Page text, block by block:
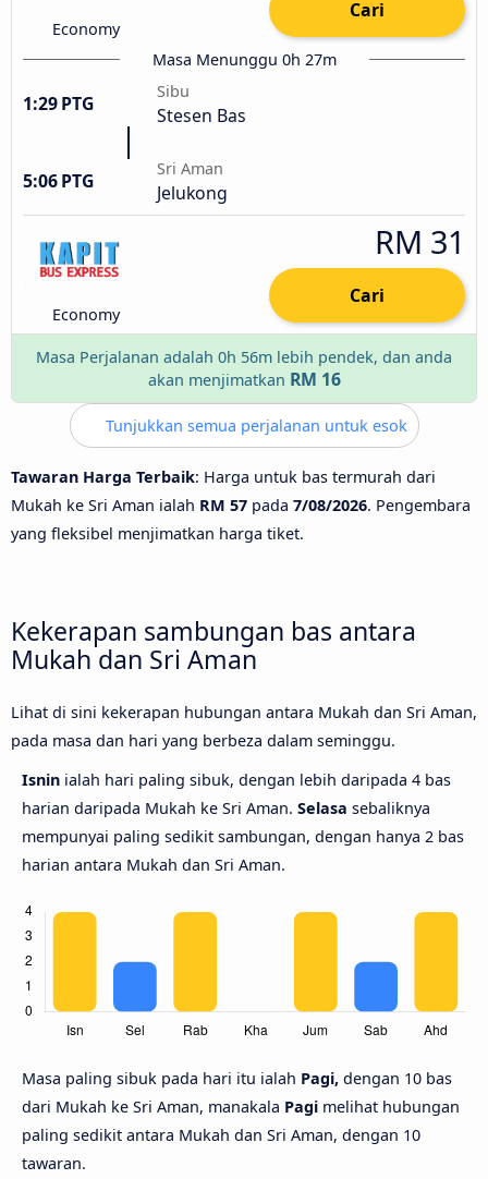
Economy
Cari
Masa Menunggu 0h 27m
1:29 PTG
Sibu
Stesen Bas
5:06 PTG
Sri Aman
Jelukong
Economy
RM 31
Cari
Masa Perjalanan adalah 0h 56m lebih pendek, dan anda
akan menjimatkan RM 16
Tunjukkan semua perjalanan untuk esok
Tawaran Harga Terbaik: Harga untuk bas termurah dari
Mukah ke Sri Aman ialah RM 57 pada 7/08/2026. Pengembara
yang fleksibel menjimatkan harga tiket.
Kekerapan sambungan bas antara
Mukah dan Sri Aman
Lihat di sini kekerapan hubungan antara Mukah dan Sri Aman,
pada masa dan hari yang berbeza dalam seminggu.
Isnin ialah hari paling sibuk, dengan lebih daripada 4 bas
harian daripada Mukah ke Sri Aman. Selasa sebaliknya
mempunyai paling sedikit sambungan, dengan hanya 2 bas
harian antara Mukah dan Sri Aman.
Masa paling sibuk pada hari itu ialah Pagi, dengan 10 bas
dari Mukah ke Sri Aman, manakala Pagi melihat hubungan
paling sedikit antara Mukah dan Sri Aman, dengan 10
tawaran.